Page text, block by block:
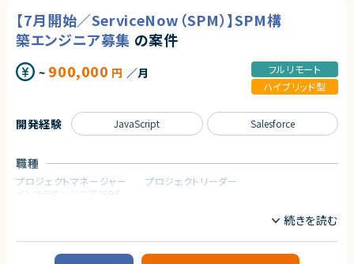
株式会社LASSIC
★ 企画段階から設計・開発・運用まで、フルサイクルでプロダクト成長に関わ
れます
★ Ruby on Railsを軸に、福祉Techという社会貢献性の高いドメインに携
★ PdM・UXデザイナー・QA・SREと密に連携し、チーム開発の醍醐味を実感
わず、
技術的知見を活かした企画・提案・検討・資料作成がメイン業務となります。
・RFPの整理・分析、提案書の作成
・クラウド型コンタクトセンター（Amazon Connect／Genesys Cloud 等）
を活用した業務改善・新機能・外部アプリ連携の企画提案
・案件受注後のプロジェクトマネジメント、プロジェクト推進
・クライアントとの要件調整、課題整理、技術的な助言・支援
求めるスキル
【必須スキル】
・コンタクトセンター領域における業務改善・コンサルティング経験
・Amazon Connect／Genesys Cloud／NICE CXone いずれかに関する
【尚可スキル】
【7月開始／ServiceNow（SPM）】SPM構
築エンジニア募集 の案件
~ 900,000 円 ／月
フルリモート
ハイブリッド型
職種
プロジェクトマネージャー
プロジェクトリーダー
インフラエンジニア/SRE
【案件概要】
ServiceNowのSPM（Strategic Portfolio Management）領域における構
開発経験 JavaScript Salesforce